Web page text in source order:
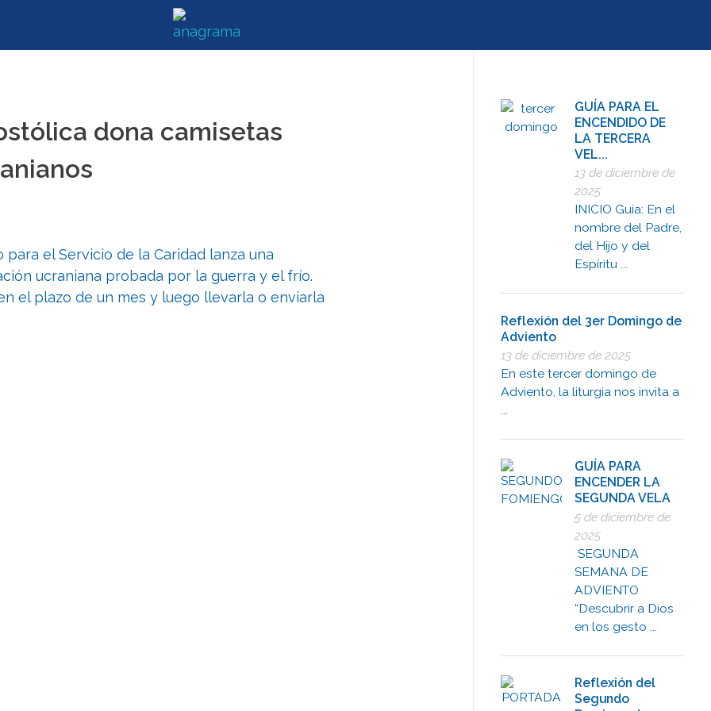
dona camisetas
el Servicio de la Caridad lanza una
ucraniana probada por la guerra y el frío.
el plazo de un mes y luego llevarla o enviarla
GUÍA PARA EL
ENCENDIDO DE
LA TERCERA
VEL...
13 de diciembre de
2025
INICIO Guía: En el
nombre del Padre,
del Hijo y del
Espíritu ...
Reflexión del 3er Domingo de
Adviento
13 de diciembre de 2025
En este tercer domingo de
Adviento, la liturgia nos invita a
...
GUÍA PARA
ENCENDER LA
SEGUNDA VELA
5 de diciembre de
2025
SEGUNDA
SEMANA DE
ADVIENTO
“Descubrir a Dios
en los gesto ...
Reflexión del
Segundo